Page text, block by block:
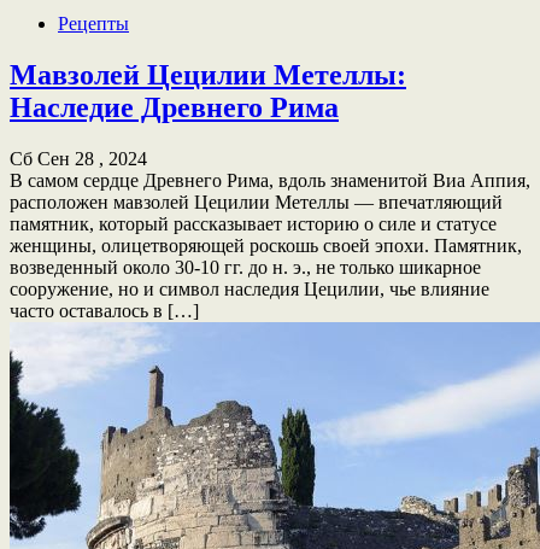
Рецепты
Мавзолей Цецилии Метеллы:
Наследие Древнего Рима
Сб Сен 28 , 2024
В самом сердце Древнего Рима, вдоль знаменитой Виа Аппия,
расположен мавзолей Цецилии Метеллы — впечатляющий
памятник, который рассказывает историю о силе и статусе
женщины, олицетворяющей роскошь своей эпохи. Памятник,
возведенный около 30-10 гг. до н. э., не только шикарное
сооружение, но и символ наследия Цецилии, чье влияние
часто оставалось в […]